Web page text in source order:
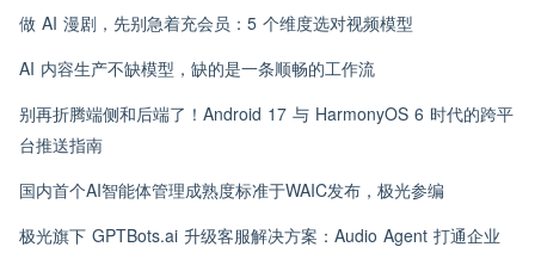
做 AI 漫剧，先别急着充会员：5 个维度选对视频模型
AI 内容生产不缺模型，缺的是一条顺畅的工作流
别再折腾端侧和后端了！Android 17 与 HarmonyOS 6 时代的跨平
台推送指南
国内首个AI智能体管理成熟度标准于WAIC发布，极光参编
极光旗下 GPTBots.ai 升级客服解决方案：Audio Agent 打通企业